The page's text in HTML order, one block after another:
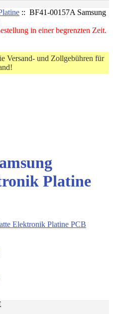
:: BF41-00157A Samsung
in einer begrenzten Zeit.
Versand- und Zollgebühren für
Platine